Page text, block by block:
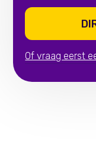
Of vraag eerst